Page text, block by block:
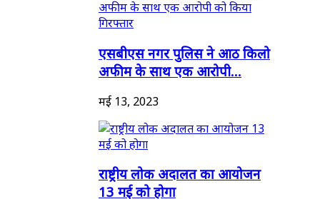
एसबीएस नगर पुलिस ने आठ किलो
अफीम के साथ एक आरोपी...
मई 13, 2023
राष्ट्रीय लोक अदालत का आयोजन
13 मई को होगा